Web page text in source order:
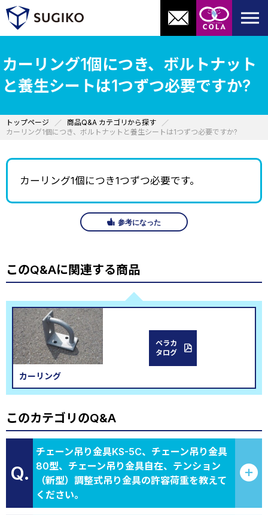
カーリング1個につき、ボルトナット
と養生シートは1つずつ必要ですか?
トップページ
商品Q&A カテゴリから探す
カーリング1個につき、ボルトナットと養生シートは1つずつ必要ですか?
カーリング1個につき1つずつ必要です。
参考になった
このQ&Aに関連する商品
カーリング
ペラカ
タログ
このカテゴリのQ&A
Q.
チェーン吊り金具KS-5C、チェーン吊り金具
80型、チェーン吊り金具自在、テンション
（新型）調整式吊り金具の許容荷重を教えて
ください。